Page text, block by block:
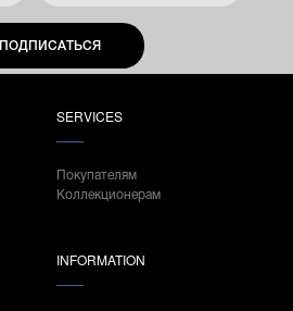
ПОДПИСАТЬСЯ
SERVICES
Покупателям
Коллекционерам
INFORMATION